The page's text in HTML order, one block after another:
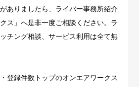
ありましたら、ライバー事務所紹介
ス」へ是非一度ご相談ください。ラ
チング相談、サービス利用は全て無
登録件数トップのオンエアワークス